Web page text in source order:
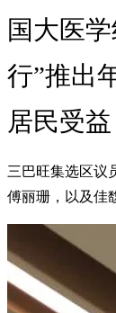
国大医
行”推出
居民受益
三巴旺集选区议
傅丽珊，以及佳